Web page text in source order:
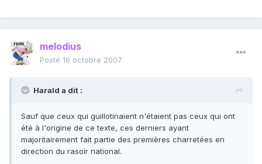
melodius
Posté 16 octobre 2007
Harald a dit :
Sauf que ceux qui guillotinaient n'étaient pas ceux qui ont
été à l'origine de ce texte, ces derniers ayant
majoritairement fait partie des premières charretées en
direction du rasoir national.